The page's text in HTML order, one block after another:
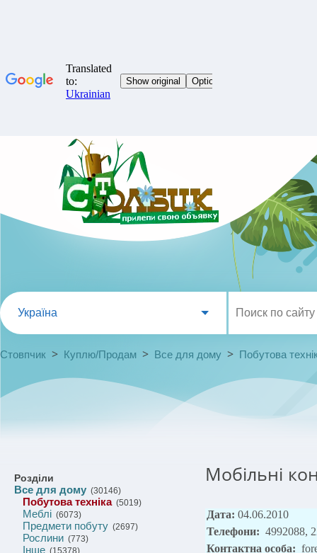
Україна
Стовпчик > Куплю/Продам > Все для дому > Побутова
Розділи
Все для дому (30146)
Побутова техніка(5019)
Меблі (6073)
Предмети побуту (2697)
Рослини (773)
Інше (15378)
Мобільні
Дата: 04.06.2010
Телефони: 4992088,
Контактна особа: